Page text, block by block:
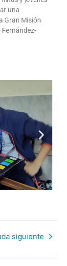
una
Gran Misión
Fernández-
siguiente